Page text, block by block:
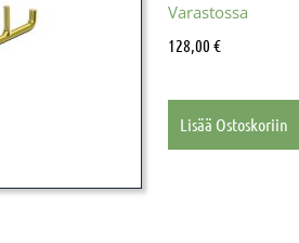
Varastossa
128,00 €
Lisää Ostoskoriin